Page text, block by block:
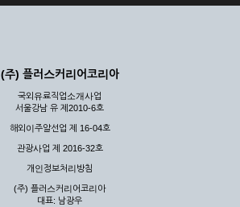
(주) 플러스커리어코리아
국외유료직업소개사업
서울강남 유 제2010-6호
해외이주알선업 제 16-04호
관광사업 제 2016-32호
개인정보처리방침
(주) 플러스커리어코리아
대표: 남광우